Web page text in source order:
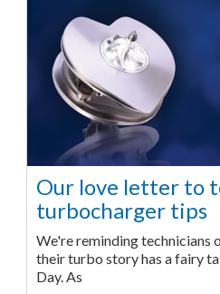
Our love letter to
turbocharger tips
We're reminding technicians
their turbo story has a fairy
Day. As